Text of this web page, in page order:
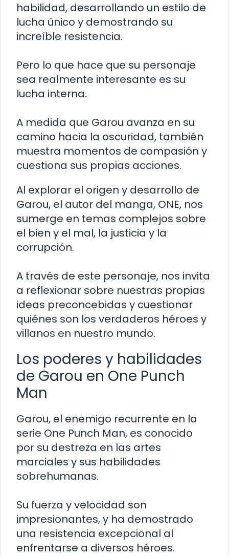
habilidad, desarrollando un estilo de
lucha único y demostrando su
increíble resistencia.
Pero lo que hace que su personaje
sea realmente interesante es su
lucha interna.
A medida que Garou avanza en su
camino hacia la oscuridad, también
muestra momentos de compasión y
cuestiona sus propias acciones.
Al explorar el origen y desarrollo de
Garou, el autor del manga, ONE, nos
sumerge en temas complejos sobre
el bien y el mal, la justicia y la
corrupción.
A través de este personaje, nos invita
a reflexionar sobre nuestras propias
ideas preconcebidas y cuestionar
quiénes son los verdaderos héroes y
villanos en nuestro mundo.
Los poderes y habilidades
de Garou en One Punch
Man
Garou, el enemigo recurrente en la
serie One Punch Man, es conocido
por su destreza en las artes
marciales y sus habilidades
sobrehumanas.
Su fuerza y velocidad son
impresionantes, y ha demostrado
una resistencia excepcional al
enfrentarse a diversos héroes.